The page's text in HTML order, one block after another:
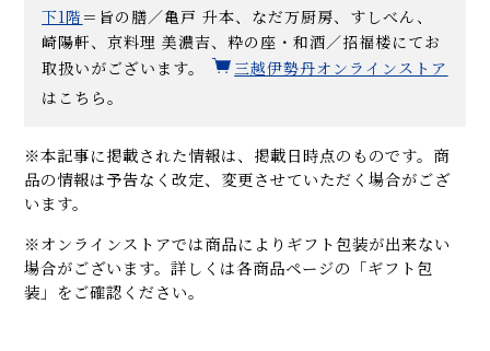
下1階 ＝旨の膳／亀戸 升本、なだ万厨房、すしべん、
崎陽軒、京料理 美濃吉、粋の座・和酒／招福楼にてお
取扱いがございます。
三越伊勢丹オンラインストア
はこちら。
※本記事に掲載された情報は、掲載日時点のものです。商
品の情報は予告なく改定、変更させていただく場合がござ
います。
※オンラインストアでは商品によりギフト包装が出来ない
場合がございます。詳しくは各商品ページの「ギフト包
装」をご確認ください。